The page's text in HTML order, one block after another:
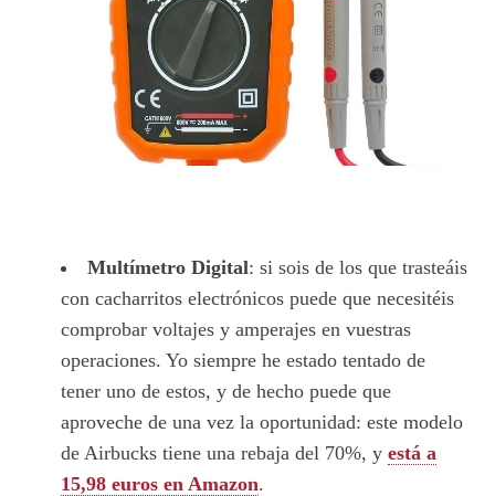
Multímetro Digital: si sois de los que trasteáis
con cacharritos electrónicos puede que necesitéis
comprobar voltajes y amperajes en vuestras
operaciones. Yo siempre he estado tentado de
tener uno de estos, y de hecho puede que
aproveche de una vez la oportunidad: este modelo
de Airbucks tiene una rebaja del 70%, y está a
15,98 euros en Amazon.